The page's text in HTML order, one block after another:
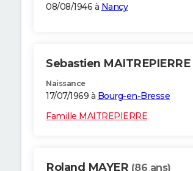
08/08/1946 à Nancy
Sebastien MAITREPIERRE
Naissance
17/07/1969 à Bourg-en-Bresse
Famille MAITREPIERRE
Roland MAYER (86 ans)